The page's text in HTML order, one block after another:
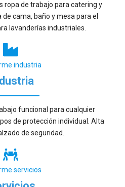
ropa de trabajo para catering y
cama, baño y mesa para el
lavanderías industriales.
industria
funcional para cualquier
de protección individual. Alta
de seguridad.
servicios